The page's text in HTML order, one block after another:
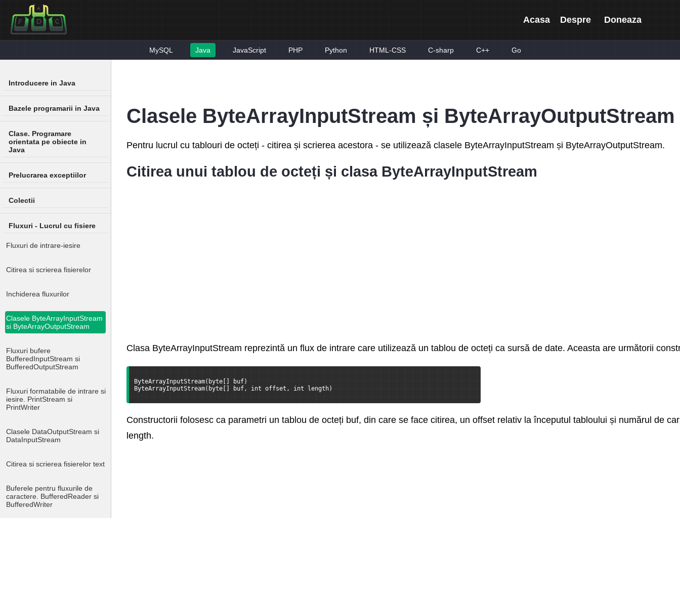
Acasa Despre Doneaza
MySQL Java JavaScript PHP Python HTML-CSS C-sharp C++ Go
Introducere in Java
Bazele programarii in Java
Clase. Programare
orientata pe obiecte in
Java
Prelucrarea exceptiilor
Colectii
Fluxuri - Lucrul cu fisiere
Fluxuri de intrare-iesire
Citirea si scrierea fisierelor
Inchiderea fluxurilor
Clasele ByteArrayInputStream
si ByteArrayOutputStream
Fluxuri bufere
BufferedInputStream si
BufferedOutputStream
Fluxuri formatabile de intrare si
iesire. PrintStream si
PrintWriter
Clasele DataOutputStream si
DataInputStream
Citirea si scrierea fisierelor text
Buferele pentru fluxurile de
caractere. BufferedReader si
BufferedWriter
Clasele ByteArrayInputStream și ByteArrayOutputStream
Pentru lucrul cu tablouri de octeți - citirea și scrierea acestora - se utilizează clasele ByteArrayInputStream și ByteArrayOutputStream.
Citirea unui tablou de octeți și clasa ByteArrayInputStream
Clasa ByteArrayInputStream reprezintă un flux de intrare care utilizează un tablou de octeți ca sursă de date. Aceasta are următorii
ByteArrayInputStream(byte[] buf)
ByteArrayInputStream(byte[] buf, int offset, int length)
Constructorii folosesc ca parametri un tablou de octeți buf, din care se face citirea, un offset relativ la începutul tabloului și numărul de
length.